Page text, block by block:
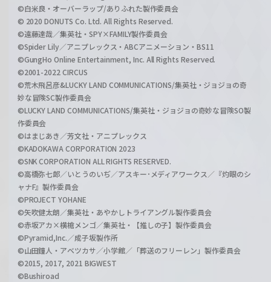
©白米良・オーバーラップ/ありふれた製作委員会
© 2020 DONUTS Co. Ltd. All Rights Reserved.
©遠藤達哉／集英社・SPY×FAMILY製作委員会
©Spider Lily／アニプレックス・ABCアニメーション・BS11
©GungHo Online Entertainment, Inc. All Rights Reserved.
©2001-2022 CIRCUS
©荒木飛呂彦&LUCKY LAND COMMUNICATIONS/集英社・ジョジョの奇
妙な冒険SC製作委員会
©LUCKY LAND COMMUNICATIONS/集英社・ジョジョの奇妙な冒険SO製
作委員会
©はまじあき／芳文社・アニプレックス
©KADOKAWA CORPORATION 2023
©SNK CORPORATION ALL RIGHTS RESERVED.
©高橋弥七郎／いとうのいぢ／アスキー･メディアワークス／『灼眼のシ
ャナF』製作委員会
©PROJECT YOHANE
©矢吹健太朗／集英社・あやかしトライアングル製作委員会
©赤坂アカ×横槍メンゴ／集英社・【推しの子】製作委員会
©Pyramid,Inc.／成子坂製作所
©山田鐘人・アベツカサ／小学館／「葬送のフリーレン」製作委員会
©2015, 2017, 2021 BIGWEST
©Bushiroad